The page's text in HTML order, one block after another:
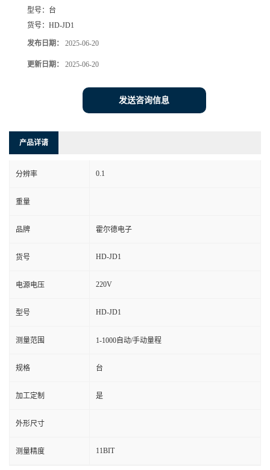
型号： 台
货号： HD-JD1
发布日期： 2025-06-20
更新日期： 2025-06-20
发送咨询信息
产品详请
分辨率 0.1
重量
品牌 霍尔德电子
货号 HD-JD1
电源电压 220V
型号 HD-JD1
测量范围 1-1000自动/手动量程
规格 台
加工定制 是
外形尺寸
测量精度 11BIT